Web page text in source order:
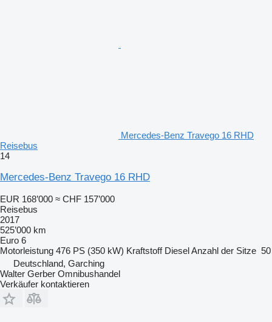
Mercedes-Benz Travego 16 RHD
Reisebus
14
Mercedes-Benz Travego 16 RHD
EUR 168’000 ≈ CHF 157’000
Reisebus
2017
525’000 km
Euro 6
Motorleistung 476 PS (350 kW) Kraftstoff DieselAnzahl der Sitze 50
Deutschland, Garching
Walter Gerber Omnibushandel
Verkäufer kontaktieren